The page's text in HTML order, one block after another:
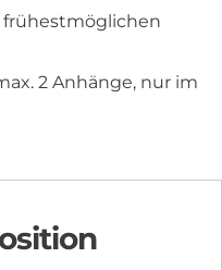
2 Anhänge, nur im